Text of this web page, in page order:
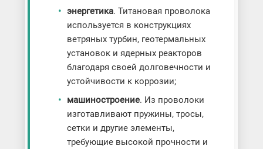
энергетика. Титановая проволока
используется в конструкциях
ветряных турбин, геотермальных
установок и ядерных реакторов
благодаря своей долговечности и
устойчивости к коррозии;
машиностроение. Из проволоки
изготавливают пружины, тросы,
сетки и другие элементы,
требующие высокой прочности и